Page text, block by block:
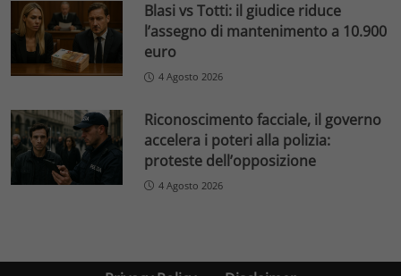
Blasi vs Totti: il giudice riduce
l’assegno di mantenimento a 10.900
euro
4 Agosto 2026
Riconoscimento facciale, il governo
accelera i poteri alla polizia:
proteste dell’opposizione
4 Agosto 2026